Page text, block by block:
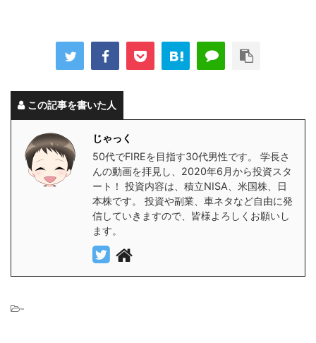
この記事を書いた人
じゃっく
50代でFIREを目指す30代男性です。 学長さ
んの動画を拝見し、2020年6月から投資スタ
ート！ 投資内容は、積立NISA、米国株、日
本株です。 投資や副業、車ネタなど自由に発
信していきますので、皆様よろしくお願いし
ます。
-